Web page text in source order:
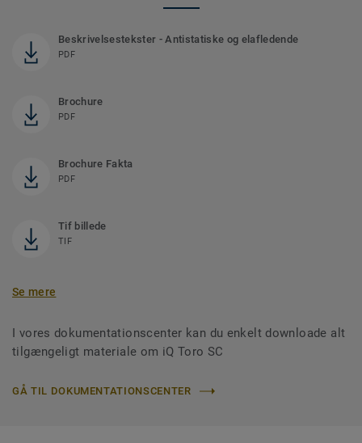
Beskrivelsestekster - Antistatiske og elafledende
PDF
Brochure
PDF
Brochure Fakta
PDF
Tif billede
TIF
Se mere
I vores dokumentationscenter kan du enkelt downloade alt
tilgængeligt materiale om iQ Toro SC
GÅ TIL DOKUMENTATIONSCENTER